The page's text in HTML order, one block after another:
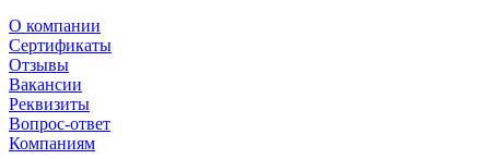
О компании
Сертификаты
Отзывы
Вакансии
Реквизиты
Вопрос-ответ
Компаниям